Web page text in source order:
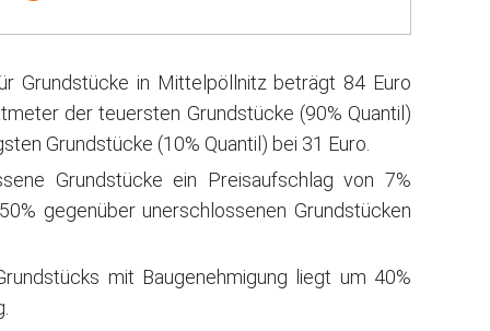
Grundstücke in Mittelpöllnitz beträgt 84 Euro
der teuersten Grundstücke (90% Quantil)
Grundstücke (10% Quantil) bei 31 Euro.
Grundstücke ein Preisaufschlag von 7%
gegenüber unerschlossenen Grundstücken
mit Baugenehmigung liegt um 40%